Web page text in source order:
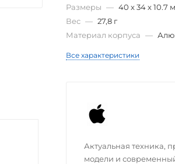
Размеры — 40 х 34 х 10.7
Вес — 27,8 г
Материал корпуса —
Все характеристики
Актуальная техника,
модели и